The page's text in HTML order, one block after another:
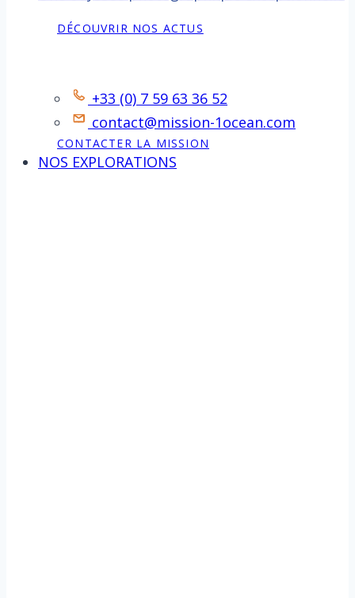
DÉCOUVRIR NOS ACTUS
+33 (0) 7 59 63 36 52
contact@mission-1ocean.com
CONTACTER LA MISSION
NOS EXPLORATIONS